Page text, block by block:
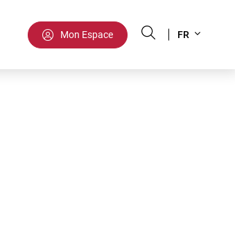
Mon Espace
your
FR